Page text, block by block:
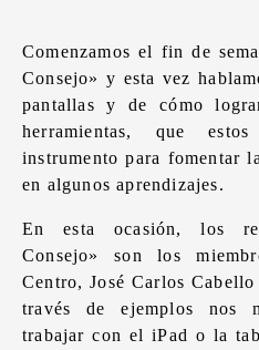
Comenzamos el fin de
Consejo» y esta vez
pantallas y de cómo
herramientas, que
instrumento para fomentar
en algunos aprendizajes.
En esta ocasión, los
Consejo» son los
Centro, José Carlos
través de ejemplos nos
trabajar con el iPad o la